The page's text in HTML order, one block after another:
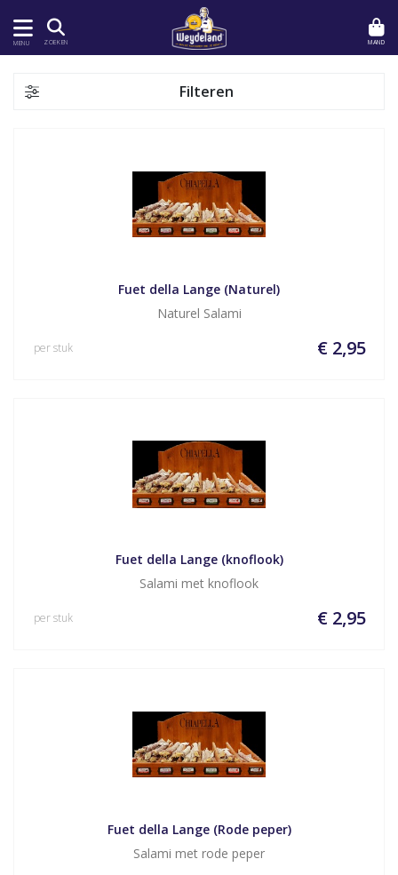
MENU ZOEKEN MAND
Filteren
Fuet della Lange (Naturel)
Naturel Salami
€ 2,95
per stuk
Fuet della Lange (knoflook)
Salami met knoflook
€ 2,95
per stuk
Fuet della Lange (Rode peper)
Salami met rode peper